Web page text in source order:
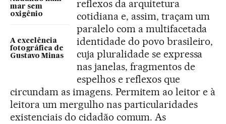
mar sem
oxigênio
A excelência
fotográfica de
Gustavo Minas
reflexos da arquitetura
cotidiana e, assim, traçam um
paralelo com a multifacetada
identidade do povo brasileiro,
cuja pluralidade se expressa
nas janelas, fragmentos de
espelhos e reflexos que
circundam as imagens. Permitem ao leitor e à
leitora um mergulho nas particularidades
existenciais do cidadão comum. As